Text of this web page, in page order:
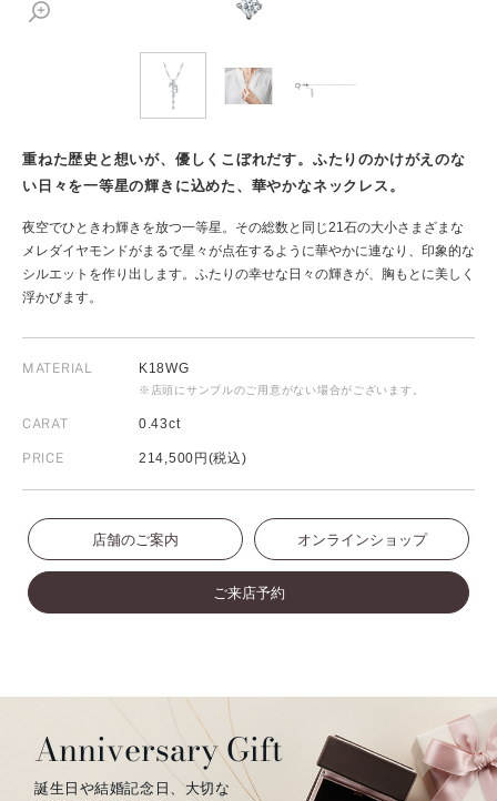
重ねた歴史と想いが、優しくこぼれだす。ふたりのかけがえのな
い日々を一等星の輝きに込めた、華やかなネックレス。
夜空でひときわ輝きを放つ一等星。その総数と同じ21石の大小さまざまな
メレダイヤモンドがまるで星々が点在するように華やかに連なり、印象的な
シルエットを作り出します。ふたりの幸せな日々の輝きが、胸もとに美しく
浮かびます。
MATERIAL K18WG
※店頭にサンプルのご用意がない場合がございます。
CARAT 0.43ct
PRICE 214,500円(税込)
店舗のご案内 オンラインショップ
ご来店予約
Anniversary Gift
誕生日や結婚記念日、大切な